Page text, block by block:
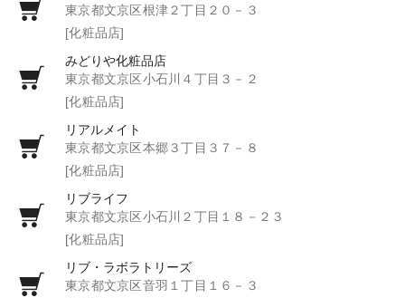
東京都文京区根津２丁目２０－３
[化粧品店]
みどりや化粧品店
東京都文京区小石川４丁目３－２
[化粧品店]
リアルメイト
東京都文京区本郷３丁目３７－８
[化粧品店]
リブライフ
東京都文京区小石川２丁目１８－２３
[化粧品店]
リブ・ラボラトリーズ
東京都文京区音羽１丁目１６－３